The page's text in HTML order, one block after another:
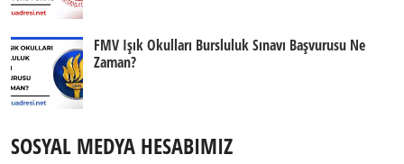
FMV Işık Okulları Bursluluk Sınavı Başvurusu Ne
Zaman?
SOSYAL MEDYA HESABIMIZ